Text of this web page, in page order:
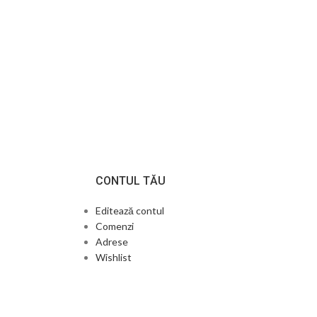
CONTUL TĂU
Editează contul
Comenzi
Adrese
Wishlist